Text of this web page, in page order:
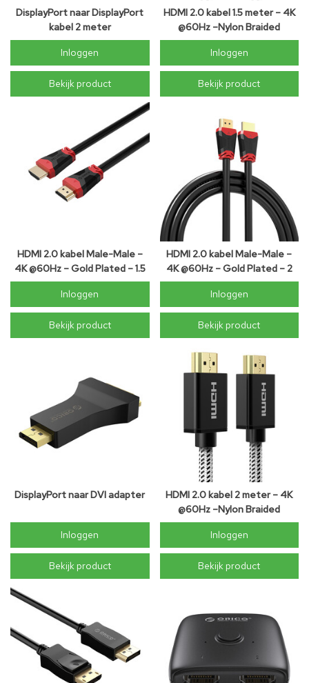
DisplayPort naar DisplayPort
kabel 2 meter
Inloggen
Bekijk product
HDMI 2.0 kabel 1.5 meter – 4K
@60Hz –Nylon Braided
Inloggen
Bekijk product
HDMI 2.0 kabel Male-Male –
4K @60Hz – Gold Plated – 1.5
meter
Inloggen
Bekijk product
HDMI 2.0 kabel Male-Male –
4K @60Hz – Gold Plated – 2
meter
Inloggen
Bekijk product
DisplayPort naar DVI adapter
Inloggen
Bekijk product
HDMI 2.0 kabel 2 meter – 4K
@60Hz –Nylon Braided
Inloggen
Bekijk product